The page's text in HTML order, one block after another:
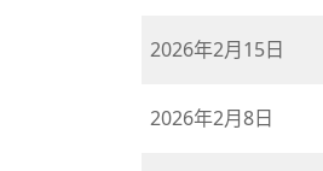
2026年2月15日
2026年2月8日